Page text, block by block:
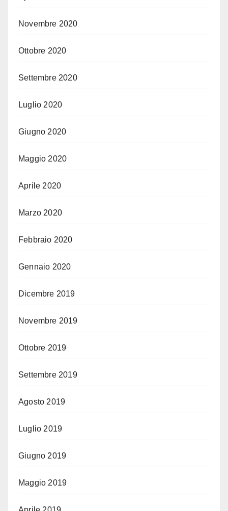
Novembre 2020
Ottobre 2020
Settembre 2020
Luglio 2020
Giugno 2020
Maggio 2020
Aprile 2020
Marzo 2020
Febbraio 2020
Gennaio 2020
Dicembre 2019
Novembre 2019
Ottobre 2019
Settembre 2019
Agosto 2019
Luglio 2019
Giugno 2019
Maggio 2019